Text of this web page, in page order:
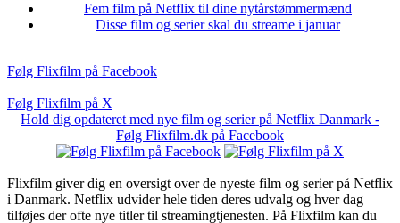
Fem film på Netflix til dine nytårstømmermænd
Disse film og serier skal du streame i januar
Følg Flixfilm på Facebook
Følg Flixfilm på X
Hold dig opdateret med nye film og serier på Netflix Danmark -
Følg Flixfilm.dk på Facebook
Flixfilm giver dig en oversigt over de nyeste film og serier på Netflix
i Danmark. Netflix udvider hele tiden deres udvalg og hver dag
tilføjes der ofte nye titler til streamingtjenesten. På Flixfilm kan du